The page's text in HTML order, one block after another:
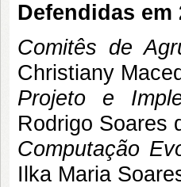
Defendidas em
Comitês de
Christiany
Projeto e
Rodrigo Soares
Computação
Ilka Maria